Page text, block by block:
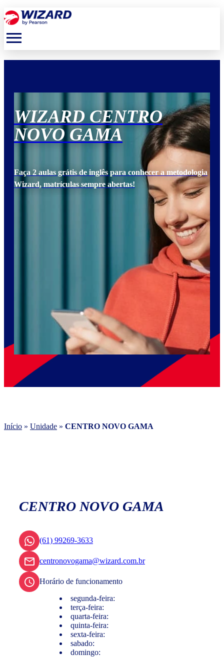
menu
WIZARD CENTRO
NOVO GAMA
Faça 2 aulas grátis de inglês para conhecer a metodologia
Wizard, matrículas sempre abertas!
Início » Unidade » CENTRO NOVO GAMA
CENTRO NOVO GAMA
(61) 99269-3633
centronovogama@wizard.com.br
Horário de funcionamento
segunda-feira:
terça-feira:
quarta-feira:
quinta-feira:
sexta-feira:
sabado:
domingo: